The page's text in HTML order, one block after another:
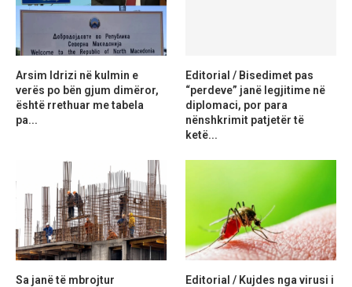
Arsim Idrizi në kulmin e
verës po bën gjum dimëror,
është rrethuar me tabela
pa...
Editorial / Bisedimet pas
“perdeve” janë legjitime në
diplomaci, por para
nënshkrimit patjetër të
ketë...
Sa janë të mbrojtur
Editorial / Kujdes nga virusi i